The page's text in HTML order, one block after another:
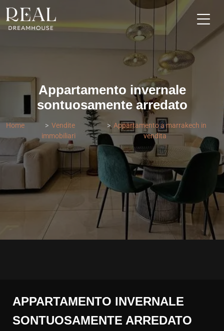
Appartamento invernale
sontuosamente arredato
Home
Vendite
immobiliari
Appartamento a marrakech in
vendita
APPARTAMENTO INVERNALE
SONTUOSAMENTE ARREDATO